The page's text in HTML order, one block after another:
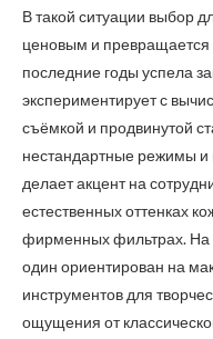
В такой ситуации выбор
ценовым и
последние годы успела
экспериментирует с
съёмкой и продвинутой
нестандартные режимы и
делает акцент на
естественных оттенках
фирменных фильтрах. На
один ориентирован на
инструментов для
ощущения от